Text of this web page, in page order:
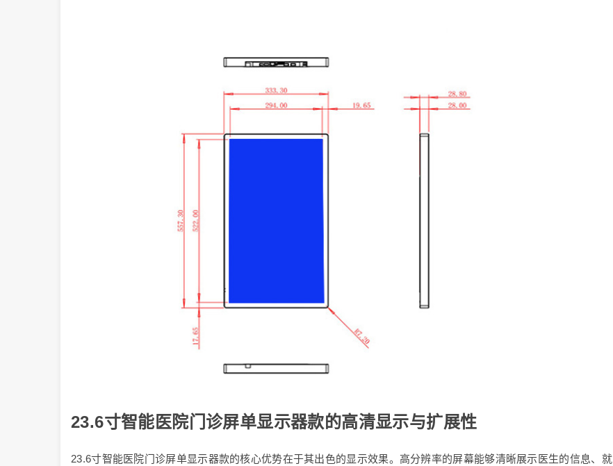
23.6寸智能医院门诊屏单显示器款的高清显示与扩展性
23.6寸智能医院门诊屏单显示器款的核心优势在于其出色的显示效果。高分辨率的屏幕能够清晰展示医生的信息、就